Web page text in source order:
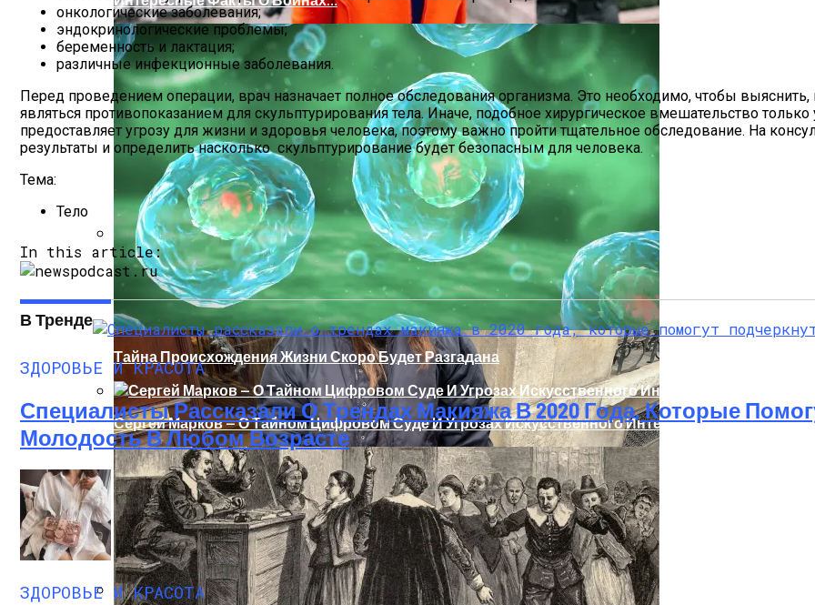
Ваша Любовь К Оранжевому: Глоток Энергии Или Сигнал Уставшей Души
Тайна Происхождения Жизни Скоро Будет Разгадана
Сергей Марков — О Тайном Цифровом Суде И Угрозах Искусственного Интеллекта
онкологические заболевания;
эндокринологические проблемы;
беременность и лактация;
различные инфекционные заболевания.
Перед проведением операции, врач назначает полное обследования организма. Это необходимо, чтобы
являться противопоказанием для скульптурирования тела. Иначе, подобное хирургическое вмешательство
предоставляет угрозу для жизни и здоровья человека, поэтому важно пройти тщательное обследование. На
результаты и определить насколько скульптурирование будет безопасным для человека.
Тема:
Тело
In this article:
В Тренде
ЗДОРОВЬЕ И КРАСОТА
Специалисты Рассказали О Трендах Макияжа В 2020 Года, Которые
Молодость В Любом Возрасте
ЗДОРОВЬЕ И КРАСОТА